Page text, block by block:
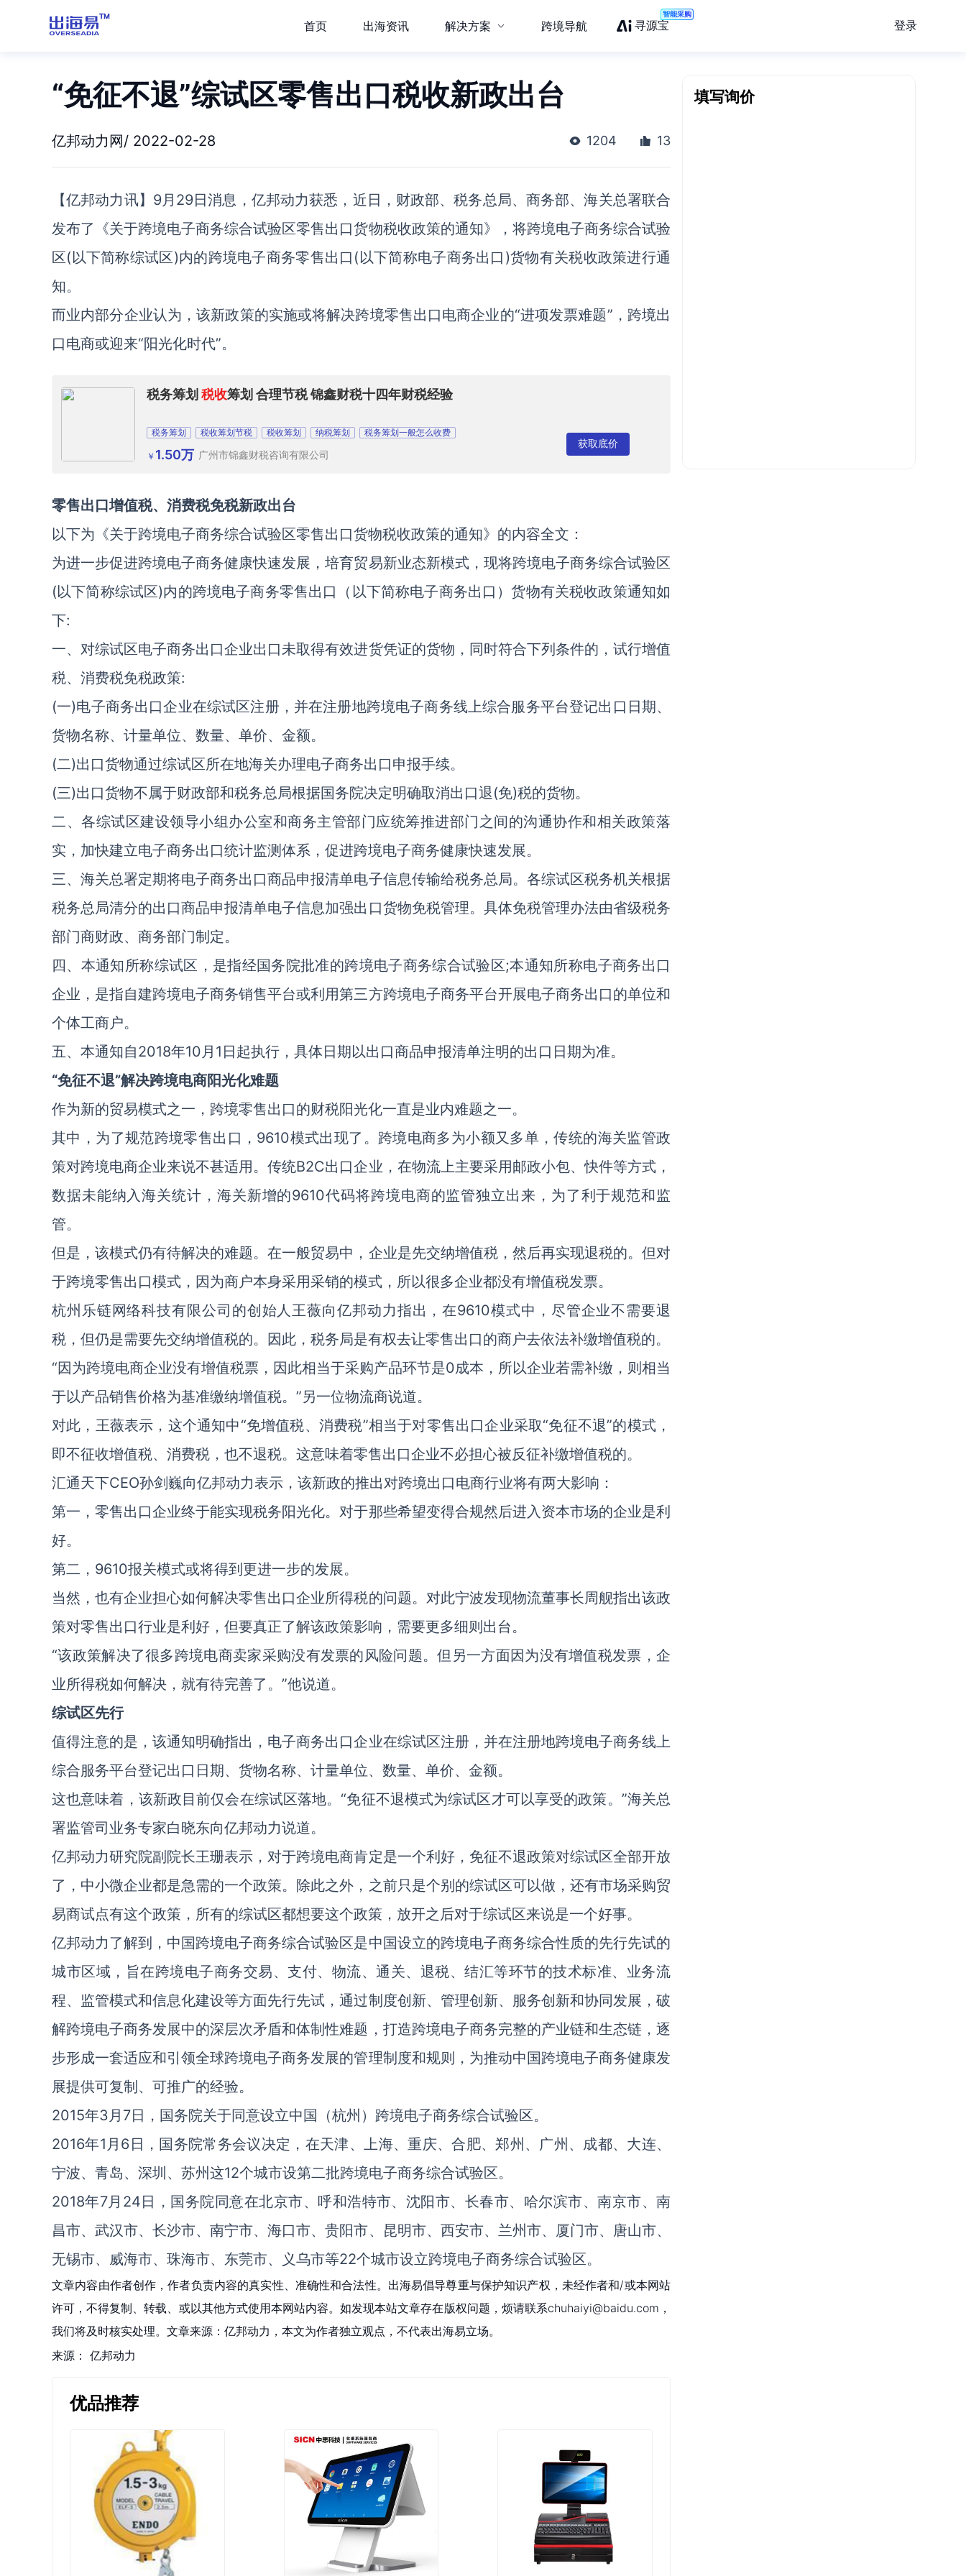
首页 出海资讯 解决方案 跨境导航 寻源宝
智能采购
登录
“免征不退”综试区零售出口税收新政出台
亿邦动力网/ 2022-02-28 1204 13
【亿邦动力讯】9月29日消息，亿邦动力获悉，近日，财政部、税务总局、商务部、海关总署联合
发布了《关于跨境电子商务综合试验区零售出口货物税收政策的通知》，将跨境电子商务综合试验
区(以下简称综试区)内的跨境电子商务零售出口(以下简称电子商务出口)货物有关税收政策进行通
知。
而业内部分企业认为，该新政策的实施或将解决跨境零售出口电商企业的“进项发票难题”，跨境出
口电商或迎来“阳光化时代”。
税务筹划 税收筹划 合理节税 锦鑫财税十四年财税经验
税务筹划 税收筹划节税 税收筹划 纳税筹划 税务筹划一般怎么收费
￥ 1.50万 广州市锦鑫财税咨询有限公司
获取底价
零售出口增值税、消费税免税新政出台
以下为《关于跨境电子商务综合试验区零售出口货物税收政策的通知》的内容全文：
为进一步促进跨境电子商务健康快速发展，培育贸易新业态新模式，现将跨境电子商务综合试验区
(以下简称综试区)内的跨境电子商务零售出口（以下简称电子商务出口）货物有关税收政策通知如
下:
一、对综试区电子商务出口企业出口未取得有效进货凭证的货物，同时符合下列条件的，试行增值
税、消费税免税政策:
(一)电子商务出口企业在综试区注册，并在注册地跨境电子商务线上综合服务平台登记出口日期、
货物名称、计量单位、数量、单价、金额。
(二)出口货物通过综试区所在地海关办理电子商务出口申报手续。
(三)出口货物不属于财政部和税务总局根据国务院决定明确取消出口退(免)税的货物。
二、各综试区建设领导小组办公室和商务主管部门应统筹推进部门之间的沟通协作和相关政策落
实，加快建立电子商务出口统计监测体系，促进跨境电子商务健康快速发展。
三、海关总署定期将电子商务出口商品申报清单电子信息传输给税务总局。各综试区税务机关根据
税务总局清分的出口商品申报清单电子信息加强出口货物免税管理。具体免税管理办法由省级税务
部门商财政、商务部门制定。
四、本通知所称综试区，是指经国务院批准的跨境电子商务综合试验区;本通知所称电子商务出口
企业，是指自建跨境电子商务销售平台或利用第三方跨境电子商务平台开展电子商务出口的单位和
个体工商户。
五、本通知自2018年10月1日起执行，具体日期以出口商品申报清单注明的出口日期为准。
“免征不退”解决跨境电商阳光化难题
作为新的贸易模式之一，跨境零售出口的财税阳光化一直是业内难题之一。
其中，为了规范跨境零售出口，9610模式出现了。跨境电商多为小额又多单，传统的海关监管政
策对跨境电商企业来说不甚适用。传统B2C出口企业，在物流上主要采用邮政小包、快件等方式，
数据未能纳入海关统计，海关新增的9610代码将跨境电商的监管独立出来，为了利于规范和监
管。
但是，该模式仍有待解决的难题。在一般贸易中，企业是先交纳增值税，然后再实现退税的。但对
于跨境零售出口模式，因为商户本身采用采销的模式，所以很多企业都没有增值税发票。
杭州乐链网络科技有限公司的创始人王薇向亿邦动力指出，在9610模式中，尽管企业不需要退
税，但仍是需要先交纳增值税的。因此，税务局是有权去让零售出口的商户去依法补缴增值税的。
“因为跨境电商企业没有增值税票，因此相当于采购产品环节是0成本，所以企业若需补缴，则相当
于以产品销售价格为基准缴纳增值税。”另一位物流商说道。
对此，王薇表示，这个通知中“免增值税、消费税”相当于对零售出口企业采取“免征不退”的模式，
即不征收增值税、消费税，也不退税。这意味着零售出口企业不必担心被反征补缴增值税的。
汇通天下CEO孙剑巍向亿邦动力表示，该新政的推出对跨境出口电商行业将有两大影响：
第一，零售出口企业终于能实现税务阳光化。对于那些希望变得合规然后进入资本市场的企业是利
好。
第二，9610报关模式或将得到更进一步的发展。
当然，也有企业担心如何解决零售出口企业所得税的问题。对此宁波发现物流董事长周舰指出该政
策对零售出口行业是利好，但要真正了解该政策影响，需要更多细则出台。
“该政策解决了很多跨境电商卖家采购没有发票的风险问题。但另一方面因为没有增值税发票，企
业所得税如何解决，就有待完善了。”他说道。
综试区先行
值得注意的是，该通知明确指出，电子商务出口企业在综试区注册，并在注册地跨境电子商务线上
综合服务平台登记出口日期、货物名称、计量单位、数量、单价、金额。
这也意味着，该新政目前仅会在综试区落地。“免征不退模式为综试区才可以享受的政策。”海关总
署监管司业务专家白晓东向亿邦动力说道。
亿邦动力研究院副院长王珊表示，对于跨境电商肯定是一个利好，免征不退政策对综试区全部开放
了，中小微企业都是急需的一个政策。除此之外，之前只是个别的综试区可以做，还有市场采购贸
易商试点有这个政策，所有的综试区都想要这个政策，放开之后对于综试区来说是一个好事。
亿邦动力了解到，中国跨境电子商务综合试验区是中国设立的跨境电子商务综合性质的先行先试的
城市区域，旨在跨境电子商务交易、支付、物流、通关、退税、结汇等环节的技术标准、业务流
程、监管模式和信息化建设等方面先行先试，通过制度创新、管理创新、服务创新和协同发展，破
解跨境电子商务发展中的深层次矛盾和体制性难题，打造跨境电子商务完整的产业链和生态链，逐
步形成一套适应和引领全球跨境电子商务发展的管理制度和规则，为推动中国跨境电子商务健康发
展提供可复制、可推广的经验。
2015年3月7日，国务院关于同意设立中国（杭州）跨境电子商务综合试验区。
2016年1月6日，国务院常务会议决定，在天津、上海、重庆、合肥、郑州、广州、成都、大连、
宁波、青岛、深圳、苏州这12个城市设第二批跨境电子商务综合试验区。
2018年7月24日，国务院同意在北京市、呼和浩特市、沈阳市、长春市、哈尔滨市、南京市、南
昌市、武汉市、长沙市、南宁市、海口市、贵阳市、昆明市、西安市、兰州市、厦门市、唐山市、
无锡市、威海市、珠海市、东莞市、义乌市等22个城市设立跨境电子商务综合试验区。
文章内容由作者创作，作者负责内容的真实性、准确性和合法性。出海易倡导尊重与保护知识产权，未经作者和/或本网站
许可，不得复制、转载、或以其他方式使用本网站内容。如发现本站文章存在版权问题，烦请联系chuhaiyi@baidu.com，
我们将及时核实处理。文章来源：亿邦动力，本文为作者独立观点，不代表出海易立场。
来源： 亿邦动力
优品推荐
填写询价